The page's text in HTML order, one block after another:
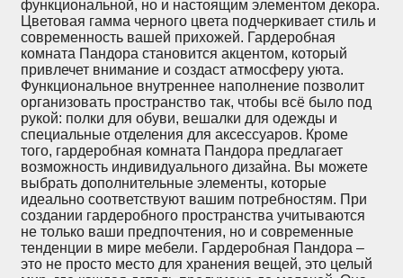
функциональной, но и настоящим элементом декора.
Цветовая гамма черного цвета подчеркивает стиль и
современность вашей прихожей. Гардеробная
комната Пандора становится акцентом, который
привлечет внимание и создаст атмосферу уюта.
Функциональное внутреннее наполнение позволит
организовать пространство так, чтобы всё было под
рукой: полки для обуви, вешалки для одежды и
специальные отделения для аксессуаров. Кроме
того, гардеробная комната Пандора предлагает
возможность индивидуального дизайна. Вы можете
выбрать дополнительные элементы, которые
идеально соответствуют вашим потребностям. При
создании гардеробного пространства учитываются
не только ваши предпочтения, но и современные
тенденции в мире мебели. Гардеробная Пандора –
это не просто место для хранения вещей, это целый